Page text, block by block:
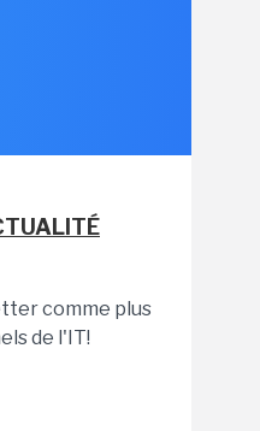
comme plus
de l'IT!